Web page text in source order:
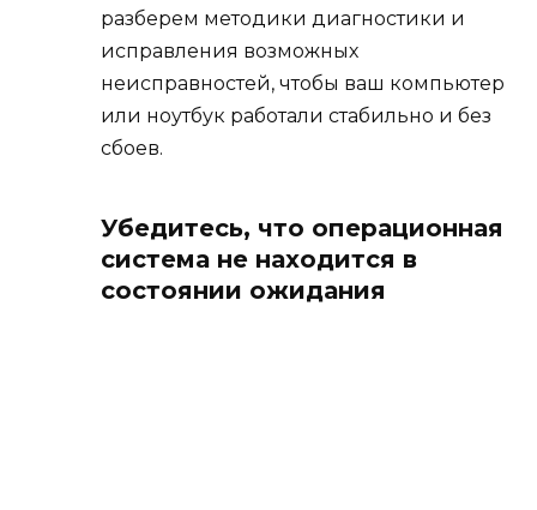
разберем методики диагностики и
исправления возможных
неисправностей, чтобы ваш компьютер
или ноутбук работали стабильно и без
сбоев.
Убедитесь, что операционная
система не находится в
состоянии ожидания